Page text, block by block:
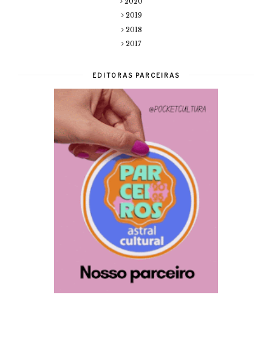
2019
2018
2017
EDITORAS PARCEIRAS